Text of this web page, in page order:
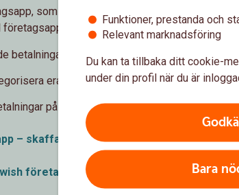
som är ett komplement till Swish Handel,
kan ni göra flera saker:
betalningar i realtid.
era betalningar.
på ett smidigt sätt.
– skaffa appen och läs mer omtjänsten
företagsapp – detta kan ni
Funktioner, prestanda och
Relevant marknadsföring
Du kan ta tillbaka ditt cookie-
under din profil när du är
Bara